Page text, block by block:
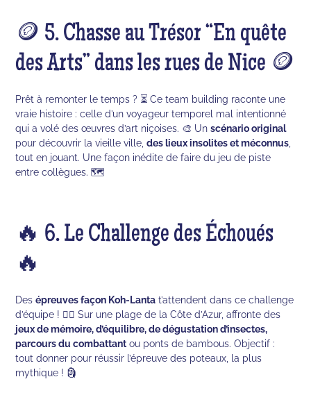
🪙 5. Chasse au Trésor “En quête
des Arts” dans les rues de Nice 🪙
Prêt à remonter le temps ? ⏳ Ce team building raconte une
vraie histoire : celle d’un voyageur temporel mal intentionné
qui a volé des œuvres d’art niçoises. 🎨 Unscénario original
pour découvrir la vieille ville,des lieux insolites et méconnus
tout en jouant. Une façon inédite de faire du jeu de piste
entre collègues. 🗺️
🔥 6. Le Challenge des Échoués
🔥
Desépreuves façon Koh-Lanta t’attendent dans ce challenge
d’équipe ! 🏄‍♀️ Sur une plage de la Côte d’Azur, affronte des
jeux de mémoire, d’équilibre, de dégustation d’insectes,
parcours du combattant ou ponts de bambous. Objectif :
tout donner pour réussir l’épreuve des poteaux, la plus
mythique ! 🗿